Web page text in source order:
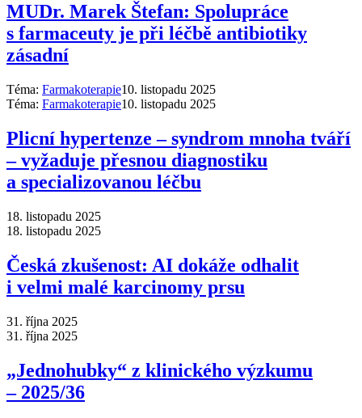
MUDr. Marek Štefan: Spolupráce
s farmaceuty je při léčbě antibiotiky
zásadní
Téma: Farmakoterapie10. listopadu 2025
Téma: Farmakoterapie10. listopadu 2025
Plicní hypertenze –⁠ syndrom mnoha tváří
–⁠ vyžaduje přesnou diagnostiku
a specializovanou léčbu
18. listopadu 2025
18. listopadu 2025
Česká zkušenost: AI dokáže odhalit
i velmi malé karcinomy prsu
31. října 2025
31. října 2025
„Jednohubky“ z klinického výzkumu
–⁠ 2025/36